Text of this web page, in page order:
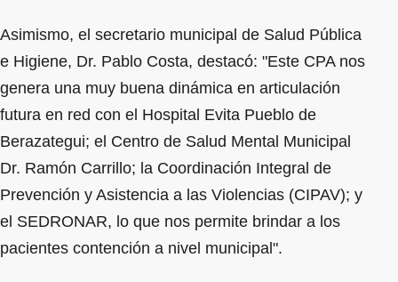
Asimismo, el secretario municipal de Salud Pública
e Higiene, Dr. Pablo Costa, destacó: "Este CPA nos
genera una muy buena dinámica en articulación
futura en red con el Hospital Evita Pueblo de
Berazategui; el Centro de Salud Mental Municipal
Dr. Ramón Carrillo; la Coordinación Integral de
Prevención y Asistencia a las Violencias (CIPAV); y
el SEDRONAR, lo que nos permite brindar a los
pacientes contención a nivel municipal".